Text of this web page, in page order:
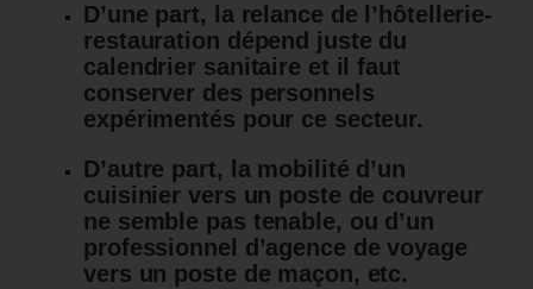
D’une part, la relance de l’hôtellerie-
restauration dépend juste du
calendrier sanitaire et il faut
conserver des personnels
expérimentés pour ce secteur.
D’autre part, la mobilité d’un
cuisinier vers un poste de couvreur
ne semble pas tenable, ou d’un
professionnel d’agence de voyage
vers un poste de maçon, etc.